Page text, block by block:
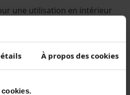
À propos des cookies
une utilisation en intérieur
pour un retrait facile
sur les surfaces